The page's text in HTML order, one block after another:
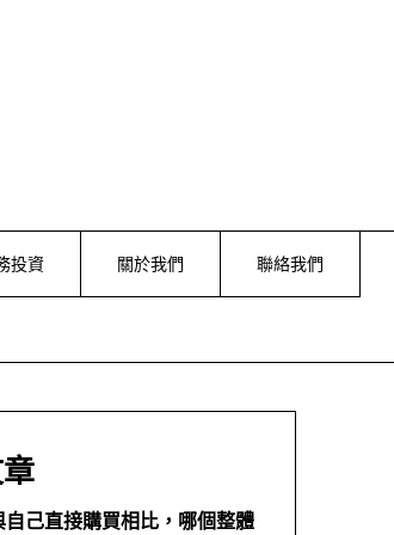
投資 關於我們 聯絡我們
自己直接購買相比，哪個整體